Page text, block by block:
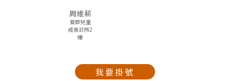
周維薪
愛群兒童
成長診所2
樓
我要掛號